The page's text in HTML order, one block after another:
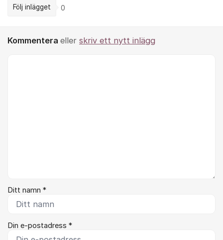
Följ inlägget 0
Kommentera eller skriv ett nytt inlägg
Ditt namn *
Din e-postadress *